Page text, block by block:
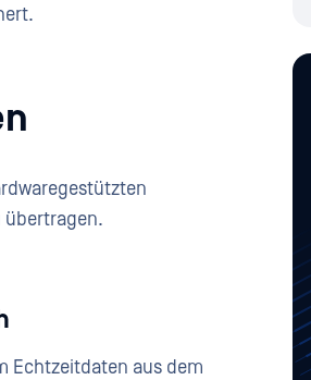
übertragen.
Echtzeitdaten aus dem